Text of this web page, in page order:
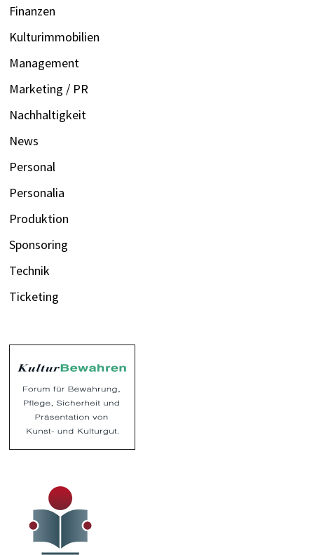
Finanzen
Kulturimmobilien
Management
Marketing / PR
Nachhaltigkeit
News
Personal
Personalia
Produktion
Sponsoring
Technik
Ticketing